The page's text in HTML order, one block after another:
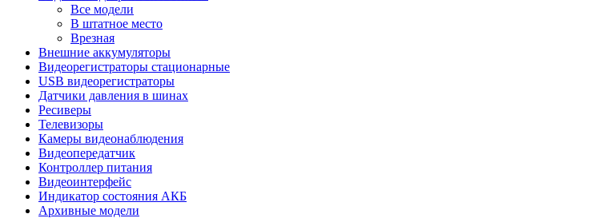
Все модели
В штатное место
Врезная
Внешние аккумуляторы
Видеорегистраторы стационарные
USB видеорегистраторы
Датчики давления в шинах
Ресиверы
Телевизоры
Камеры видеонаблюдения
Видеопередатчик
Контроллер питания
Видеоинтерфейс
Индикатор состояния АКБ
Архивные модели